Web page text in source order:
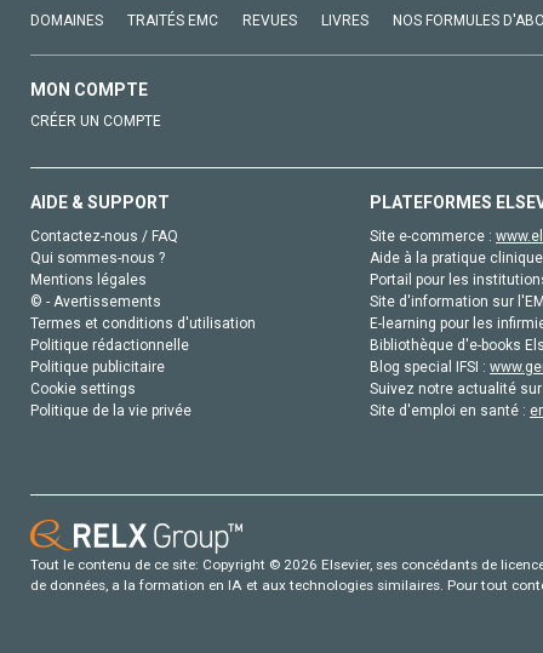
DOMAINES TRAITÉS EMC REVUES LIVRES NOS FORMULES
MON COMPTE
CRÉER UN COMPTE
AIDE & SUPPORT
Contactez-nous / FAQ
Qui sommes-nous ?
Mentions légales
© - Avertissements
Termes et conditions d'utilisation
Politique rédactionnelle
Politique publicitaire
Cookie settings
Politique de la vie privée
PLATEFORMES
Site e-commerce :
Aide à la pratique
Portail pour les
Site d'information sur
E-learning pour les
Bibliothèque d'e-books
Blog special IFSI :
Suivez notre actualité
Site d'emploi en santé :
Tout le contenu de ce site: Copyright © 2026 Elsevier, ses concédants de
de données, a la formation en IA et aux technologies similaires. Pour tout